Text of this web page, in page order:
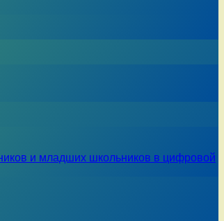
и младших школьников в цифровой